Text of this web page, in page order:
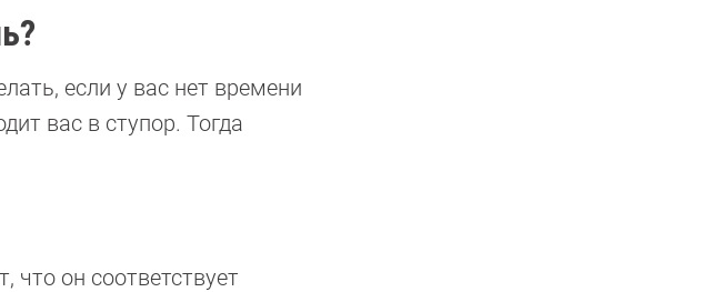
если у вас нет времени
вас в ступор. Тогда
что он соответствует